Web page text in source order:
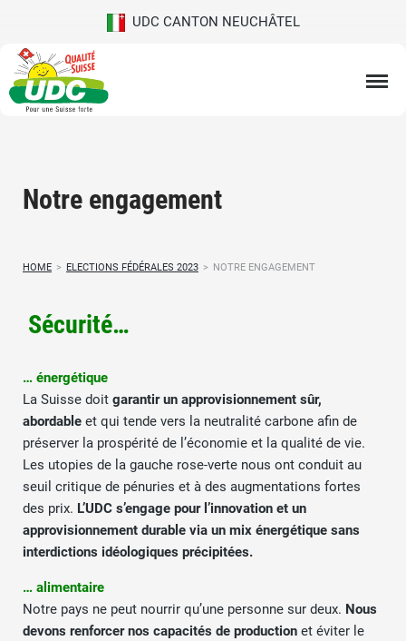
UDC CANTON NEUCHÂTEL
Notre engagement
HOME > ELECTIONS FÉDÉRALES 2023 > NOTRE ENGAGEMENT
Sécurité…
… énergétique
La Suisse doit garantir un approvisionnement sûr,
abordable et qui tende vers la neutralité carbone afin de
préserver la prospérité de l’économie et la qualité de vie.
Les utopies de la gauche rose-verte nous ont conduit au
seuil critique de pénuries et à des augmentations fortes
des prix. L’UDC s’engage pour l’innovation et un
approvisionnement durable via un mix énergétique sans
interdictions idéologiques précipitées.
… alimentaire
Notre pays ne peut nourrir qu’une personne sur deux. Nous
devons renforcer nos capacités de production et éviter le